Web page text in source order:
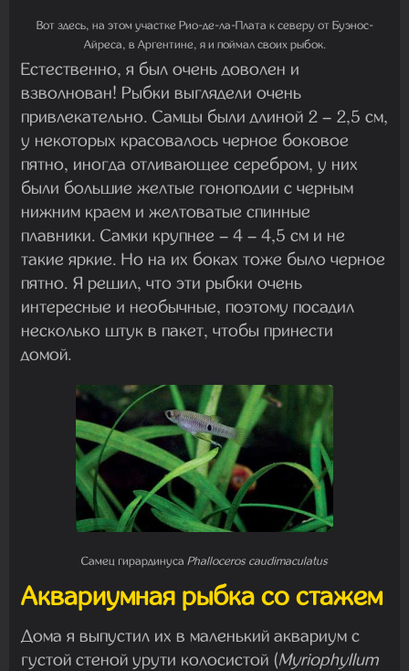
Вот здесь, на этом участке Рио-де-ла-Плата к северу от Буэнос-
Айреса, в Аргентине, я и поймал своих рыбок.
Естественно, я был очень доволен и
взволнован! Рыбки выглядели очень
привлекательно. Самцы были длиной 2 – 2,5 см,
у некоторых красовалось черное боковое
пятно, иногда отливающее серебром, у них
были большие желтые гоноподии с черным
нижним краем и желтоватые спинные
плавники. Самки крупнее – 4 – 4,5 см и не
такие яркие. Но на их боках тоже было черное
пятно. Я решил, что эти рыбки очень
интересные и необычные, поэтому посадил
несколько штук в пакет, чтобы принести
домой.
Самец гирардинуса Phalloceros caudimaculatus
Аквариумная рыбка со стажем
Дома я выпустил их в маленький аквариум с
густой стеной урути колосистой (Myriophyllum